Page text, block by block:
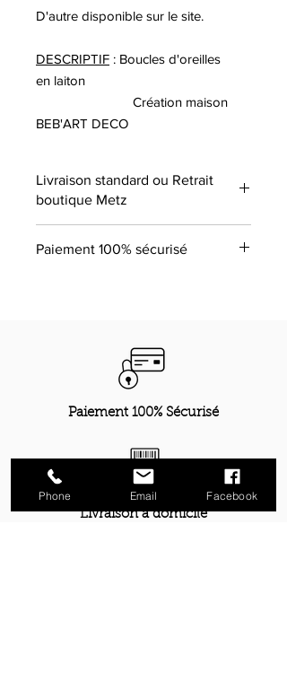
D'autre disponible sur le site.
DESCRIPTIF : Boucles d'oreilles
en laiton
Création maison
BEB'ART DECO
Livraison standard ou Retrait
boutique Metz
Paiement 100% sécurisé
Paiement 100% Sécurisé
Livraison à domicile
Phone Email Facebook